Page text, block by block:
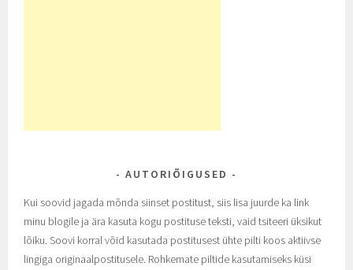
AUTORIÕIGUSED
Kui soovid jagada mõnda siinset postitust, siis lisa juurde ka link
minu blogile ja ära kasuta kogu postituse teksti, vaid tsiteeri üksikut
lõiku. Soovi korral võid kasutada postitusest ühte pilti koos aktiivse
lingiga originaalpostitusele. Rohkemate piltide kasutamiseks küsi